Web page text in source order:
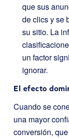
que sus
de clics y se
su sitio. La
un factor
ignorar.
El efecto
Cuando se
una mayor
conversión,